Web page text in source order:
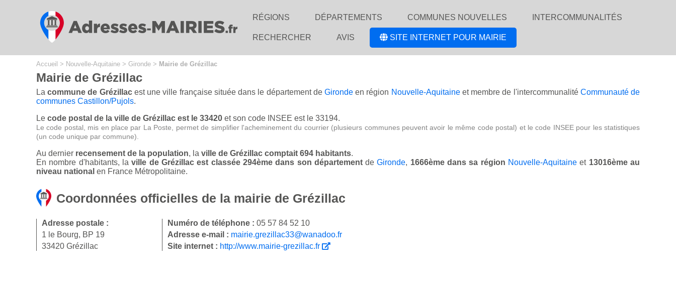
RÉGIONS DÉPARTEMENTS COMMUNES NOUVELLES INTERCOMMUNALITÉS
RECHERCHER AVIS SITE INTERNET POUR MAIRIE
Accueil > Nouvelle-Aquitaine > Gironde > Mairie de Grézillac
Mairie de Grézillac
Lacommune de Grézillacest une ville française située dans le département de Girondeen région Nouvelle-Aquitaineet membre de l'intercommunalité Communauté de
communes Castillon/Pujols.
Le code postal de la ville de Grézillac est le 33420 et son code INSEE est le 33194.
Le code postal, mis en place par La Poste, permet de simplifier l'acheminement du courrier (plusieurs communes peuvent avoir le même code postal) et le code INSEE pour les statistiques
(un code unique par commune).
Au dernier recensement de la population, la ville de Grézillac comptait 694 habitants.
En nombre d'habitants, laville de Grézillac est classée 294ème dans son départementdeGironde, 1666ème dans sa région Nouvelle-Aquitaine et 13016ème au
niveau national en France Métropolitaine.
Coordonnées officielles de la mairie de Grézillac
Adresse postale :
1 le Bourg, BP 19
33420 Grézillac
Numéro de téléphone : 05 57 84 52 10
Adresse e-mail : mairie.grezillac33@wanadoo.fr
Site internet : http://www.mairie-grezillac.fr